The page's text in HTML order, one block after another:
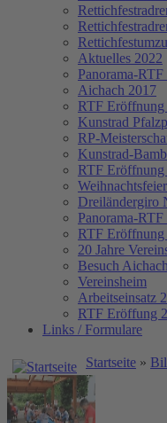
Aktuelles 2022
Panorama-
Aichach 2017
RTF Eröffnung
Kunstrad
RP-
Kunstrad-
RTF Eröffnung
Dreiländergiro
Panorama-
RTF Eröffnung
20 Jahre
Besuch
Vereinsheim
Arbeitseinsatz
RTF Eröffung
Links / Formulare
Startseite »